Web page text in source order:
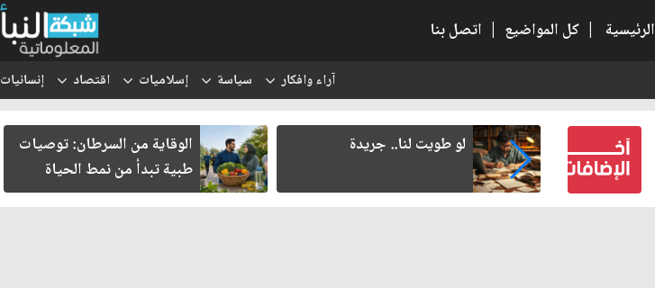
الرئيسية | كل المواضيع | اتصل بنا
آراء وافكار سياسة إسلاميات اقتصاد إنسانيات
شهادة... أم
الإنسان في
لو طويت لنا.. جريدة
الوقاية من السرطان: توصيات
طبية تبدأ من نمط الحياة